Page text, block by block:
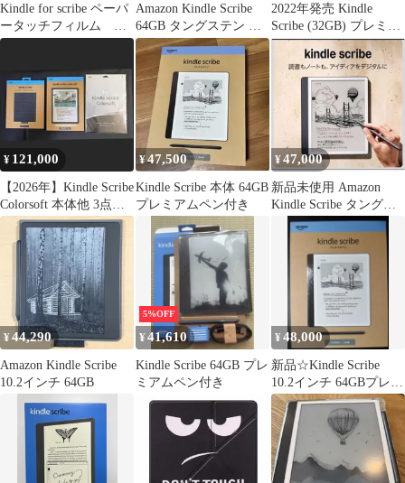
Kindle for scribe ペーパ
ータッチフィルム キ
ンドル
Amazon Kindle Scribe
64GB タングステン 本
体
2022年発売 Kindle
Scribe (32GB) プレミア
ムペン付き
¥ 121,000
【2026年】Kindle Scribe
Colorsoft 本体他 3点セ
ット
¥47,500
Kindle Scribe 本体 64GB
プレミアムペン付き
¥47,000
新品未使用 Amazon
Kindle Scribe タングス
テン 64GB
¥44,290
Amazon Kindle Scribe
10.2インチ 64GB
5%OFF
¥41,610
Kindle Scribe 64GB プレ
ミアムペン付き
¥48,000
新品☆Kindle Scribe
10.2インチ 64GBプレミ
アムペン2024